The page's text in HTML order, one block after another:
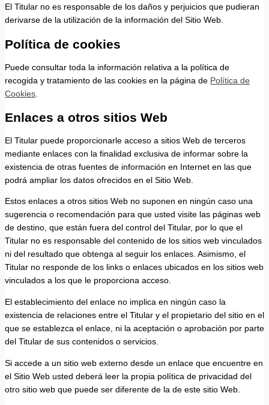
El Titular no es responsable de los daños y perjuicios que pudieran
derivarse de la utilización de la información del Sitio Web.
Política de cookies
Puede consultar toda la información relativa a la política de
recogida y tratamiento de las cookies en la página de Política de
Cookies
Enlaces a otros sitios Web
El Titular puede proporcionarle acceso a sitios Web de terceros
mediante enlaces con la finalidad exclusiva de informar sobre la
existencia de otras fuentes de información en Internet en las que
podrá ampliar los datos ofrecidos en el Sitio Web.
Estos enlaces a otros sitios Web no suponen en ningún caso una
sugerencia o recomendación para que usted visite las páginas web
de destino, que están fuera del control del Titular, por lo que el
Titular no es responsable del contenido de los sitios web vinculados
ni del resultado que obtenga al seguir los enlaces. Asimismo, el
Titular no responde de los links o enlaces ubicados en los sitios web
vinculados a los que le proporciona acceso.
El establecimiento del enlace no implica en ningún caso la
existencia de relaciones entre el Titular y el propietario del sitio en el
que se establezca el enlace, ni la aceptación o aprobación por parte
del Titular de sus contenidos o servicios.
Si accede a un sitio web externo desde un enlace que encuentre en
el Sitio Web usted deberá leer la propia política de privacidad del
otro sitio web que puede ser diferente de la de este sitio Web.